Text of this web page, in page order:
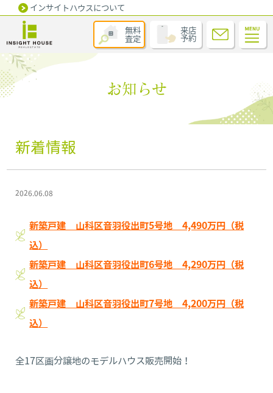
無料
査定
来店
予約
インサイトハウスについて
お知らせ
新着情報
2026.06.08
新築戸建 山科区音羽役出町5号地 4,490万円（税
込）
新築戸建 山科区音羽役出町6号地 4,290万円（税
込）
新築戸建 山科区音羽役出町7号地 4,200万円（税
込）
全17区画分譲地のモデルハウス販売開始！